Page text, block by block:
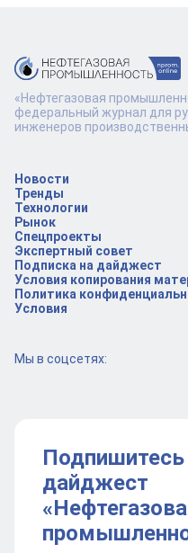
Новости
Тренды
Технологии
Рынок
Спецпроекты
Экспертный совет
Подписка на дайджест
Условия копирования
Политика
Условия
Мы в соцсетях:
Подпишитесь
дайджест
«Нефтегазовая
федеральный журнал для
инженеров